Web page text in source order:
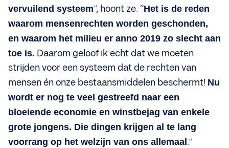
vervuilend systeem”, hoont ze. “Het is de reden
waarom mensenrechten worden geschonden,
en waarom het milieu er anno 2019 zo slecht aan
toe is. Daarom geloof ik echt dat we moeten
strijden voor een systeem dat de rechten van
mensen én onze bestaansmiddelen beschermt! Nu
wordt er nog te veel gestreefd naar een
bloeiende economie en winstbejag van enkele
grote jongens. Die dingen krijgen al te lang
voorrang op het welzijn van ons allemaal.”